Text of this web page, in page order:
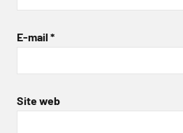
E-mail *
Site web